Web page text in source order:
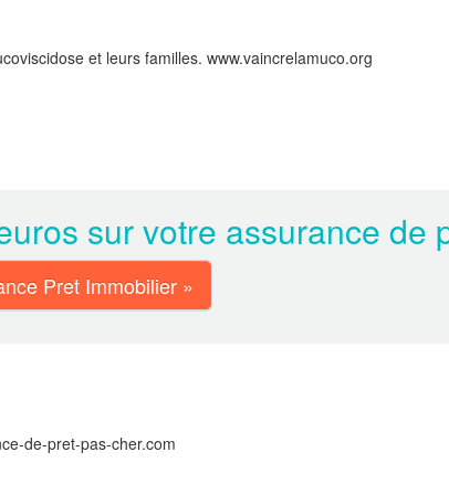
et leurs familles. www.vaincrelamuco.org
sur votre assurance de
Pret Immobilier »
de-pret-pas-cher.com